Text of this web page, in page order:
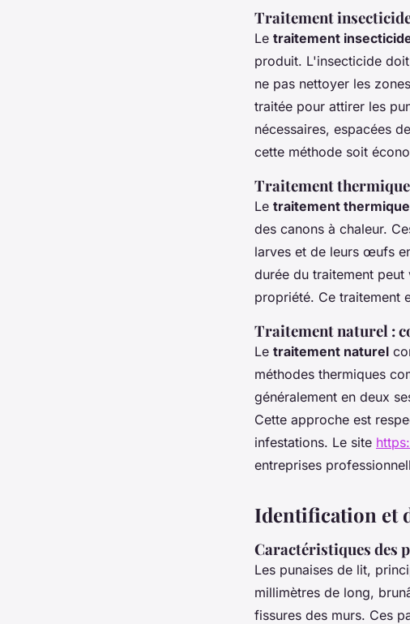
Traitement
Le traitement
produit. L'insecticide
ne pas nettoyer les
traitée pour attirer les
nécessaires, espacées
cette méthode soit
Traitement
Le traitement thermique
des canons à chaleur.
larves et de leurs œufs
durée du traitement peut
propriété. Ce traitement
Traitement naturel :
Le traitement naturel
méthodes thermiques
généralement en deux
Cette approche est
infestations. Le site
entreprises
Identification et
Caractéristiques des
Les punaises de lit,
millimètres de long,
fissures des murs. Ces